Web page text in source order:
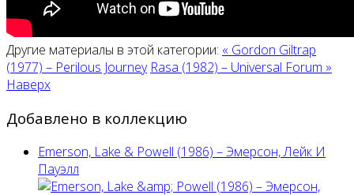
Другие материалы в этой категории: « Gordon Giltrap
(1977) – Perilous Journey Rasa (1982) – Universal Forum »
Наверх
Добавлено в коллекцию
Emerson, Lake & Powell (1986) ‎– Эмерсон, Лейк И
Пауэлл